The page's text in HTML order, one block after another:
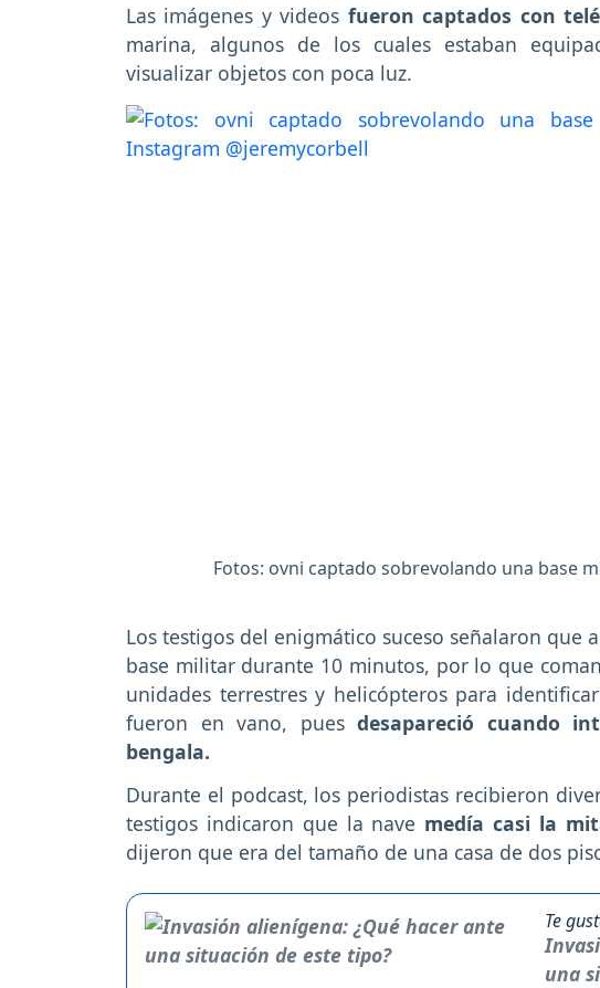
Las imágenes y videos fueron captados con
marina, algunos de los cuales estaban
visualizar objetos con poca luz.
Fotos: ovni captado sobrevolando una base
Los testigos del enigmático suceso señalaron que
base militar durante 10 minutos, por lo que
unidades terrestres y helicópteros para
fueron en vano, puesdesapareció cuando
bengala.
Durante el podcast, los periodistas recibieron
testigos indicaron que la nave medía casi la
dijeron que era del tamaño de una casa de dos
Te
una